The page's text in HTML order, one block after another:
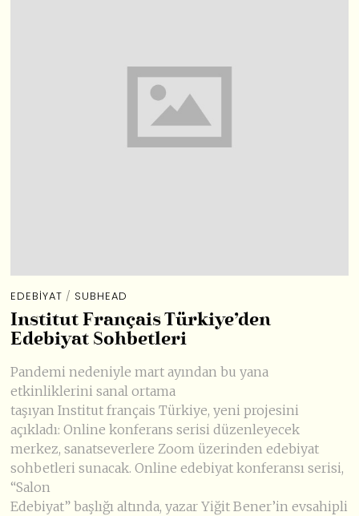
EDEBIYAT / SUBHEAD
Institut Français Türkiye’den
Edebiyat Sohbetleri
Pandemi nedeniyle mart ayından bu yana
etkinliklerini sanal ortama
taşıyan Institut français Türkiye, yeni projesini
açıkladı: Online konferans serisi düzenleyecek
merkez, sanatseverlere Zoom üzerinden edebiyat
sohbetleri sunacak. Online edebiyat konferansı serisi,
“Salon
Edebiyat” başlığı altında, yazar Yiğit Bener’in evsahipli